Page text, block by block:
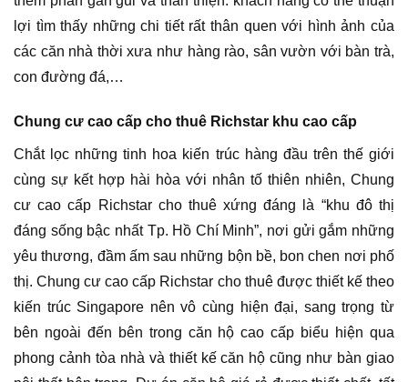
lợi tìm thấy những chi tiết rất thân quen với hình ảnh của
các căn nhà thời xưa như hàng rào, sân vườn với bàn trà,
con đường đá,…
Chung cư cao cấp cho thuê Richstar khu cao cấp
Chắt lọc những tinh hoa kiến trúc hàng đầu trên thế giới
cùng sự kết hợp hài hòa với nhân tố thiên nhiên, Chung
cư cao cấp Richstar cho thuê xứng đáng là “khu đô thị
đáng sống bậc nhất Tp. Hồ Chí Minh”, nơi gửi gắm những
yêu thương, đầm ấm sau những bộn bề, bon chen nơi phố
thị. Chung cư cao cấp Richstar cho thuê được thiết kế theo
kiến trúc Singapore nên vô cùng hiện đại, sang trọng từ
bên ngoài đến bên trong căn hộ cao cấp biểu hiện qua
phong cảnh tòa nhà và thiết kế căn hộ cũng như bàn giao